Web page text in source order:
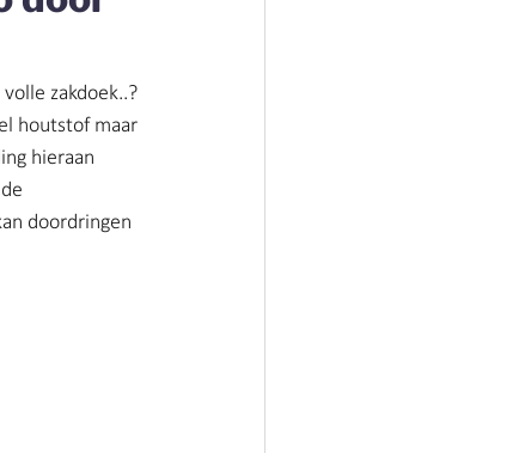
zakdoek..?
houtstof maar
hieraan
doordringen